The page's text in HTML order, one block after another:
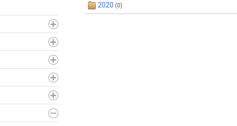
2020 (0)